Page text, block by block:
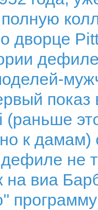
дворце
к
дефиле не
на виа